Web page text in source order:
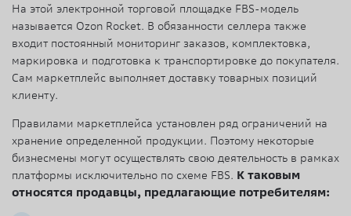
На этой электронной торговой площадке FBS-модель
называется Ozon Rocket. В обязанности селлера также
входит постоянный мониторинг заказов, комплектовка,
маркировка и подготовка к транспортировке до покупателя.
Сам маркетплейс выполняет доставку товарных позиций
клиенту.
Правилами маркетплейса установлен ряд ограничений на
хранение определенной продукции. Поэтому некоторые
бизнесмены могут осуществлять свою деятельность в рамках
платформы исключительно по схеме FBS. К таковым
относятся продавцы, предлагающие потребителям: